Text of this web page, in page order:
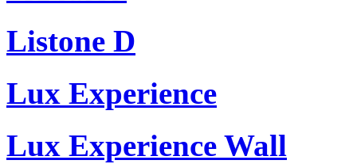
Listone D
Lux Experience
Lux Experience Wall